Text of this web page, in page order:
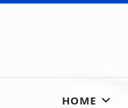
HOME